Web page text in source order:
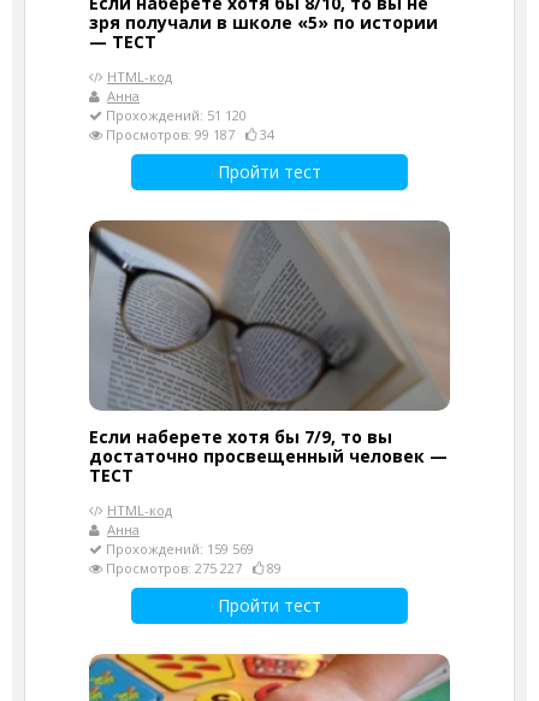
зря получали в школе «5» по истории
— ТЕСТ
HTML-код
Анна
Прохождений: 51 120
Просмотров: 99 187
34
Пройти тест
Если наберете хотя бы 7/9, то вы
достаточно просвещенный человек —
ТЕСТ
HTML-код
Анна
Прохождений: 159 569
Просмотров: 275 227
89
Пройти тест